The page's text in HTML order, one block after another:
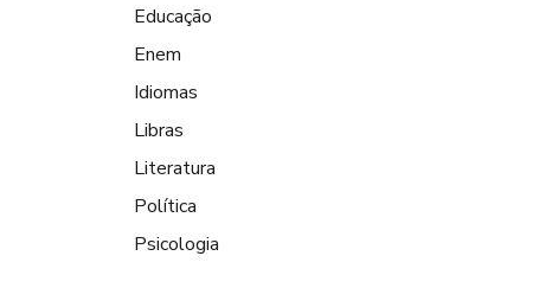
Educação
Enem
Idiomas
Libras
Literatura
Política
Psicologia